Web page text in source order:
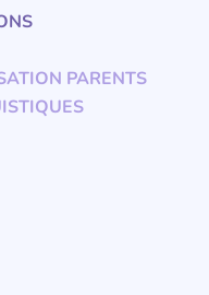
PARENTS